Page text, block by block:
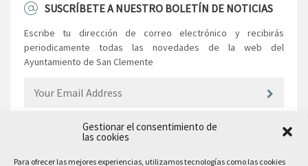
Gestionar el consentimiento de
las cookies
Para ofrecer las mejores experiencias, utilizamos tecnologías como las cookies
SUSCRÍBETE A NUESTRO BOLETÍN DE NOTICIAS
Escribe tu dirección de correo electrónico y recibirás
periodicamente todas las novedades de la web del
Ayuntamiento de San Clemente
EL AYUNTAMIENTO